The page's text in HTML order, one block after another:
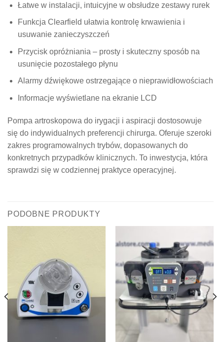
Łatwe w instalacji, intuicyjne w obsłudze zestawy rurek
Funkcja Clearfield ułatwia kontrolę krwawienia i
usuwanie zanieczyszczeń
Przycisk opróżniania – prosty i skuteczny sposób na
usunięcie pozostałego płynu
Alarmy dźwiękowe ostrzegające o nieprawidłowościach
Informacje wyświetlane na ekranie LCD
Pompa artroskopowa do irygacji i aspiracji dostosowuje
się do indywidualnych preferencji chirurga. Oferuje szeroki
zakres programowalnych trybów, dopasowanych do
konkretnych przypadków klinicznych. To inwestycja, która
sprawdzi się w codziennej praktyce operacyjnej.
PODOBNE PRODUKTY